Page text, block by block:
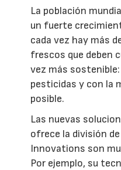
La población
un fuerte
cada vez hay más
frescos que deben
vez más
pesticidas y con la
posible.
Las nuevas
ofrece la división
Innovations son
Por ejemplo, su